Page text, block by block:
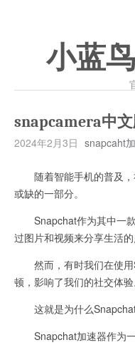
小蓝
snapcamera中
2024年2月3日 snapcaht
随着智能手机的普及，
或缺的一部分。
Snapchat作为其中一款
过图片和视频来分享生活
然而，有时我们在使用
顿，影响了我们的社交体验
这就是为什么Snapchat
Snapchat加速器作为一